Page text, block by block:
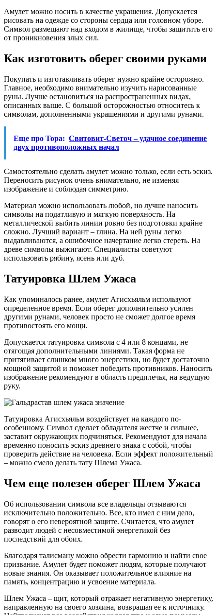
Амулет можно носить в качестве украшения. Допускается
рисовать на одежде со стороны сердца или головном уборе.
Символ размещают над входом в жилище, чтобы защитить его
от проникновения злых сил.
Как изготовить оберег своими руками
Покупать и изготавливать оберег нужно крайне осторожно.
Главное, необходимо внимательно изучить нарисованные
руны. Лучше остановиться на распространенных видах,
описанных выше. С большой осторожностью относитесь к
символам, дополненными украшениями и другими рунами.
Еще про Тора: Свитовит-Светоч – удачное соединение
двух противоположных начал
Самостоятельно сделать амулет можно только, если есть эскиз.
Переносить рисунок очень внимательно, не изменяя
изображение и соблюдая симметрию.
Материал можно использовать любой, но лучше наносить
символы на податливую и мягкую поверхность. На
металлической выбить линии ровно без подготовки крайне
сложно. Лучший вариант – глина. На ней руны легко
выдавливаются, а ошибочное начертание легко стереть. На
древе символы выжигают. Специалисты советуют
использовать рябину, ясень или дуб.
Татуировка Шлем Ужаса
Как упоминалось ранее, амулет Агисхьяльм используют
определенное время. Если оберег дополнительно усилен
другими рунами, человек просто не сможет долгое время
противостоять его мощи.
Допускается татуировка символа с 4 или 8 концами, не
отягощая дополнительными линиями. Такая форма не
притягивает слишком много энергетики, но будет достаточно
мощной защитой и поможет победить противников. Наносить
изображение рекомендуют в область предплечья, на ведущую
руку.
Татуировка Агисхьяльм воздействует на каждого по-
особенному. Символ сделает обладателя жестче и сильнее,
заставит окружающих подчиняться. Рекомендуют для начала
временно поносить эскиз древнего знака с собой, чтобы
проверить действие на человека. Если эффект положительный
– можно смело делать тату Шлема Ужаса.
Чем еще полезен оберег Шлем Ужаса
Об использовании символа все владельцы отзываются
исключительно положительно. Все, кто имел с ним дело,
говорят о его невероятной защите. Считается, что амулет
разводит людей с несовместимой энергетикой без
последствий для обоих.
Благодаря талисману можно обрести гармонию и найти свое
призвание. Амулет будет поможет людям, которые получают
новые знания. Он оказывает положительное влияние на
память, концентрацию и усвоение материала.
Шлем Ужаса – щит, который отражает негативную энергетику,
направленную на своего хозяина, возвращая ее к источнику.